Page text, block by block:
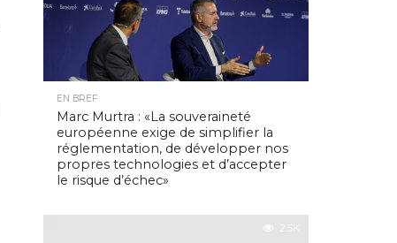
EN BREF
Marc Murtra : «La souveraineté
européenne exige de simplifier la
réglementation, de développer nos
propres technologies et d’accepter
le risque d’échec»
2.5K